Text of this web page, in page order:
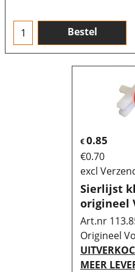
Bestel
€0.85
€0.70
excl
Sierlijst
origineel
Art.nr
Origineel
MEER